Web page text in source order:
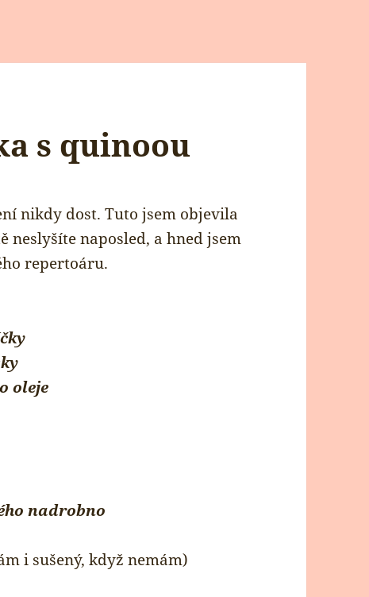
s quinoou
nikdy dost. Tuto jsem objevila
neslyšíte naposled, a hned jsem
repertoáru.
oleje
nadrobno
i sušený, když nemám)